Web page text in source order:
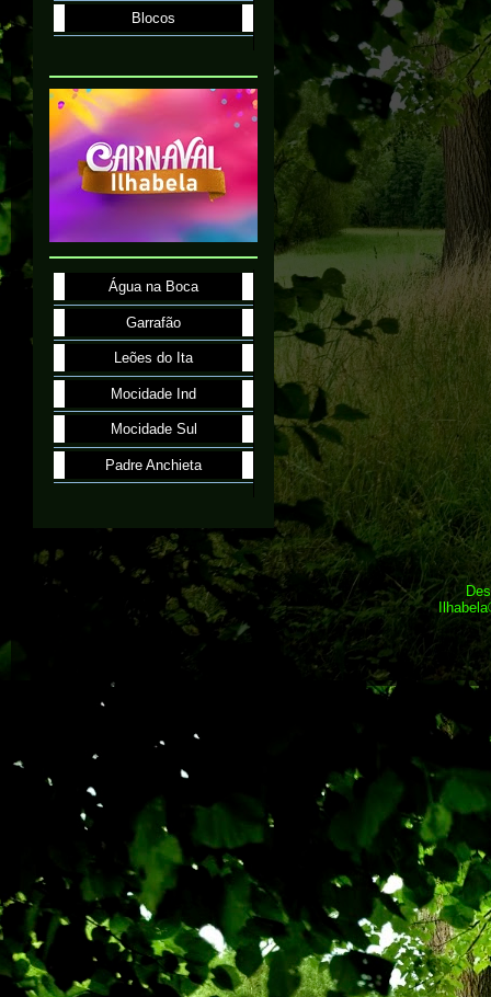
Blocos
Água na Boca
Garrafão
Leões do Ita
Mocidade Ind
Mocidade Sul
Padre Anchieta